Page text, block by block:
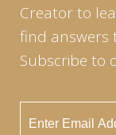
Creator to
find answers
Subscribe to